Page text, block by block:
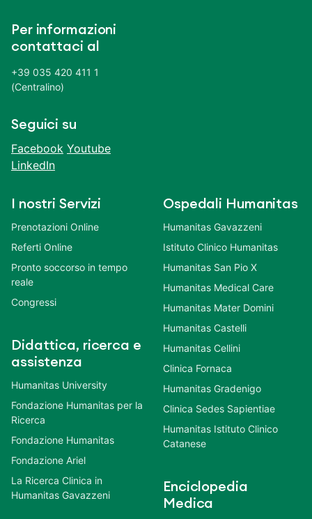
Per informazioni
contattaci al
+39 035 420 411 1
(Centralino)
Seguici su
Facebook Youtube
LinkedIn
I nostri Servizi
Prenotazioni Online
Referti Online
Pronto soccorso in tempo
reale
Congressi
Didattica, ricerca e
assistenza
Humanitas University
Fondazione Humanitas per la
Ricerca
Fondazione Humanitas
Fondazione Ariel
La Ricerca Clinica in
Humanitas Gavazzeni
Ospedali Humanitas
Humanitas Gavazzeni
Istituto Clinico Humanitas
Humanitas San Pio X
Humanitas Medical Care
Humanitas Mater Domini
Humanitas Castelli
Humanitas Cellini
Clinica Fornaca
Humanitas Gradenigo
Clinica Sedes Sapientiae
Humanitas Istituto Clinico
Catanese
Enciclopedia
Medica